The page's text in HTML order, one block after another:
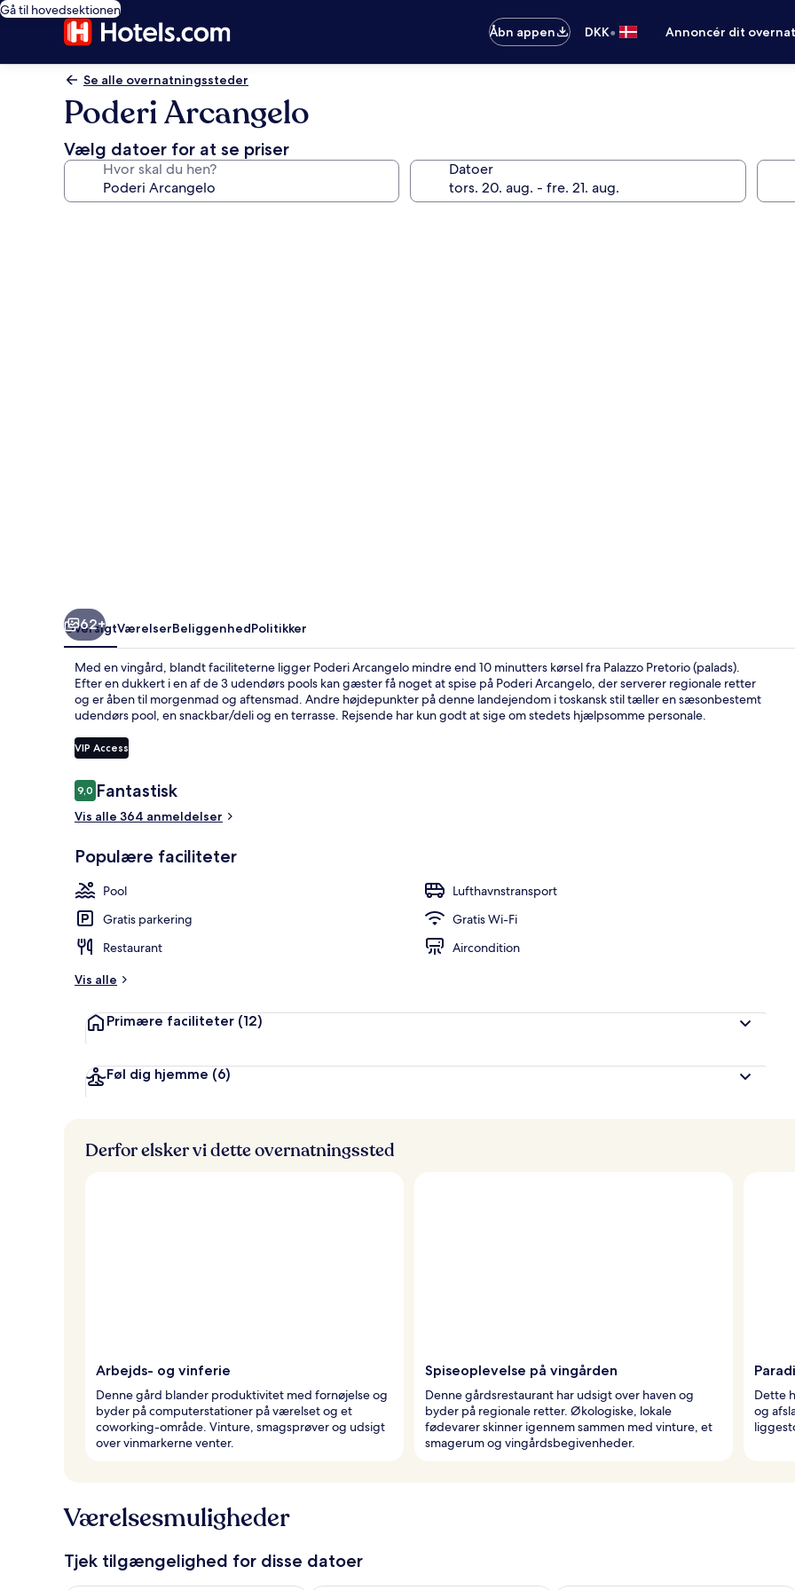
Gå til hovedsektionen
Åbn appen
DKK• Annoncér dit
Se alle overnatningssteder
Poderi Arcangelo
Vælg datoer for at se priser
Hvor skal du hen? Datoer
62+
OversigtVærelserBeliggenhedPolitikker
Med en vingård, blandt faciliteterne ligger Poderi Arcangelo mindre end 10 minutters kørsel fra Palazzo Pretorio (palads).
Efter en dukkert i en af de 3 udendørs pools kan gæster få noget at spise på Poderi Arcangelo, der serverer regionale retter
og er åben til morgenmad og aftensmad. Andre højdepunkter på denne landejendom i toskansk stil tæller en sæsonbestemt
udendørs pool, en snackbar/deli og en terrasse. Rejsende har kun godt at sige om stedets hjælpsomme personale.
VIP Access
Anmeldelser
9,09,0 ud af 10.
Fantastisk
Vis alle 364 anmeldelser
Populære faciliteter
Pool
Lufthavnstransport
Gratis parkering
Gratis Wi-Fi
Restaurant
Aircondition
Vis alle
Primære faciliteter (12)
Føl dig hjemme (6)
Derfor elsker vi dette overnatningssted
Arbejds- og vinferie
Denne gård blander produktivitet med fornøjelse og
byder på computerstationer på værelset og et
coworking-område. Vinture, smagsprøver og udsigt
over vinmarkerne venter.
Spiseoplevelse på vingården
Denne gårdsrestaurant har udsigt over haven og
byder på regionale retter. Økologiske, lokale
fødevarer skinner igennem sammen med vinture, et
smagerum og vingårdsbegivenheder.
Dette
og
Værelsesmuligheder
Tjek tilgængelighed for disse datoer